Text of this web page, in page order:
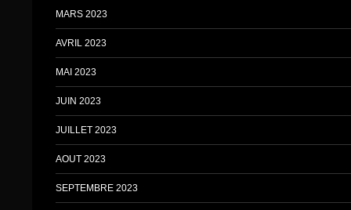
MARS 2023
AVRIL 2023
MAI 2023
JUIN 2023
JUILLET 2023
AOUT 2023
SEPTEMBRE 2023